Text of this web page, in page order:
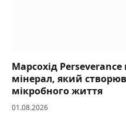
Марсохід
мінерал, який
мікробного життя
01.08.2026